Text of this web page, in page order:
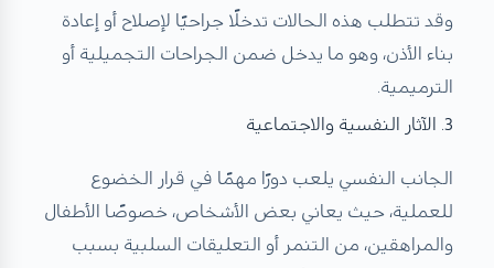
وقد تتطلب هذه الحالات تدخلًا جراحيًا لإصلاح أو إعادة
بناء الأذن، وهو ما يدخل ضمن الجراحات التجميلية أو
الترميمية.
3. الآثار النفسية والاجتماعية
الجانب النفسي يلعب دورًا مهمًا في قرار الخضوع
للعملية، حيث يعاني بعض الأشخاص، خصوصًا الأطفال
والمراهقين، من التنمر أو التعليقات السلبية بسبب